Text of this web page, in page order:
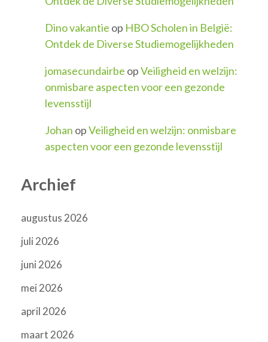
Dino vakantie op HBO Scholen in België:
Ontdek de Diverse Studiemogelijkheden
jomasecundairbe opVeiligheid en welzijn:
onmisbare aspecten voor een gezonde
levensstijl
Johan opVeiligheid en welzijn: onmisbare
aspecten voor een gezonde levensstijl
Archief
augustus 2026
juli 2026
juni 2026
mei 2026
april 2026
maart 2026